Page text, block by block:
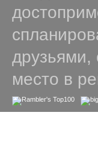
друзьями,
место в